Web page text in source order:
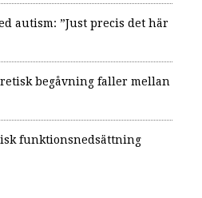
autism: ”Just precis det här
begåvning faller mellan
funktionsnedsättning